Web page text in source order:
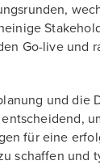
Go-live und
und die
für eine
schaffen und